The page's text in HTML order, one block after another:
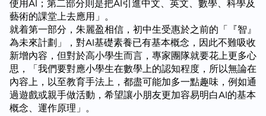
使用AI；第二部分則是把AI引進中文、英文、數學、科學及
藝術的課堂上去應用」。
就着第一部分，朱麗盈相信，初中生受惠於之前的「『智』
為未來計劃」，對AI基礎素養已有基本概念，因此不難吸收
新增內容，但對於高小學生而言，專家團隊就要花上更多心
思，「我們要對應小學生在數學上的認知程度，所以無論在
內容上，以至教育手法上，都盡可能加多一點趣味，例如通
過遊戲或親手做活動，希望讓小朋友更加容易明白AI的基本
概念、運作原理」。